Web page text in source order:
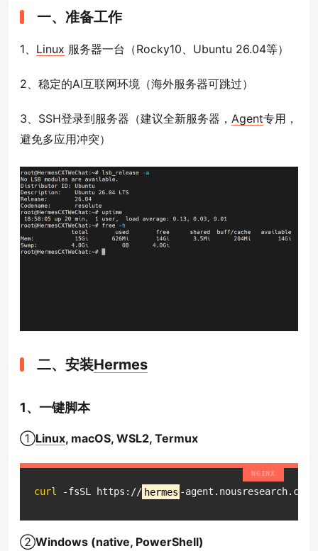
一、准备工作
1、 Linux 服务器一台（Rocky10、Ubuntu 26.04等）
2、稳定的AI互联网环境（海外服务器可跳过）
3、SSH登录到服务器（建议全新服务器， Agent专用，
避免多应用冲突）
二、安装Hermes
1、一键脚本
①Linux, macOS, WSL2, Termux
curl -fsSL https:// hermes -
②Windows (native, PowerShell)